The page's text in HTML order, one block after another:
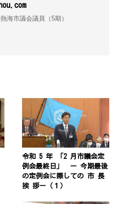
海市議会議員（5期）
令和 5 年 「2 月市議会定
例会最終日」 ー 今期最後
の定例会に際しての 市 長
挨 拶ー（１）